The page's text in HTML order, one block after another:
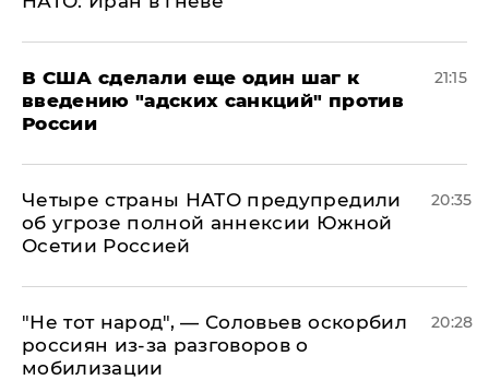
В США сделали еще один шаг к
введению "адских санкций" против
России
21:15
Четыре страны НАТО предупредили
об угрозе полной аннексии Южной
Осетии Россией
20:35
​"Не тот народ", — Соловьев оскорбил
россиян из-за разговоров о
мобилизации
20:28